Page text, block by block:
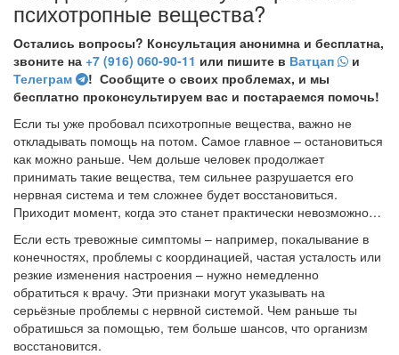
психотропные вещества?
Остались вопросы? Консультация анонимна и бесплатна,
звоните на +7 (916) 060-90-11 или пишите в Ватцап
и
Телеграм
! Сообщите о своих проблемах, и мы
бесплатно проконсультируем вас и постараемся помочь!
Если ты уже пробовал психотропные вещества, важно не
откладывать помощь на потом. Самое главное – остановиться
как можно раньше. Чем дольше человек продолжает
принимать такие вещества, тем сильнее разрушается его
нервная система и тем сложнее будет восстановиться.
Приходит момент, когда это станет практически невозможно…
Если есть тревожные симптомы – например, покалывание в
конечностях, проблемы с координацией, частая усталость или
резкие изменения настроения – нужно немедленно
обратиться к врачу. Эти признаки могут указывать на
серьёзные проблемы с нервной системой. Чем раньше ты
обратишься за помощью, тем больше шансов, что организм
восстановится.